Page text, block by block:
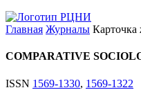
Главная Журналы Карточка
COMPARATIVE
ISSN 1569-1330, 1569-1322